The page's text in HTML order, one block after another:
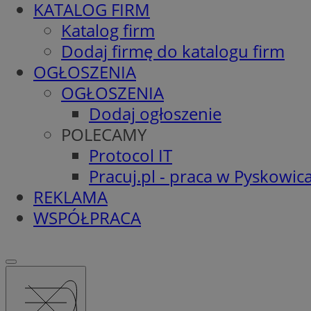
KATALOG FIRM
Katalog firm
Dodaj firmę do katalogu firm
OGŁOSZENIA
OGŁOSZENIA
Dodaj ogłoszenie
POLECAMY
Protocol IT
Pracuj.pl - praca w
REKLAMA
WSPÓŁPRACA